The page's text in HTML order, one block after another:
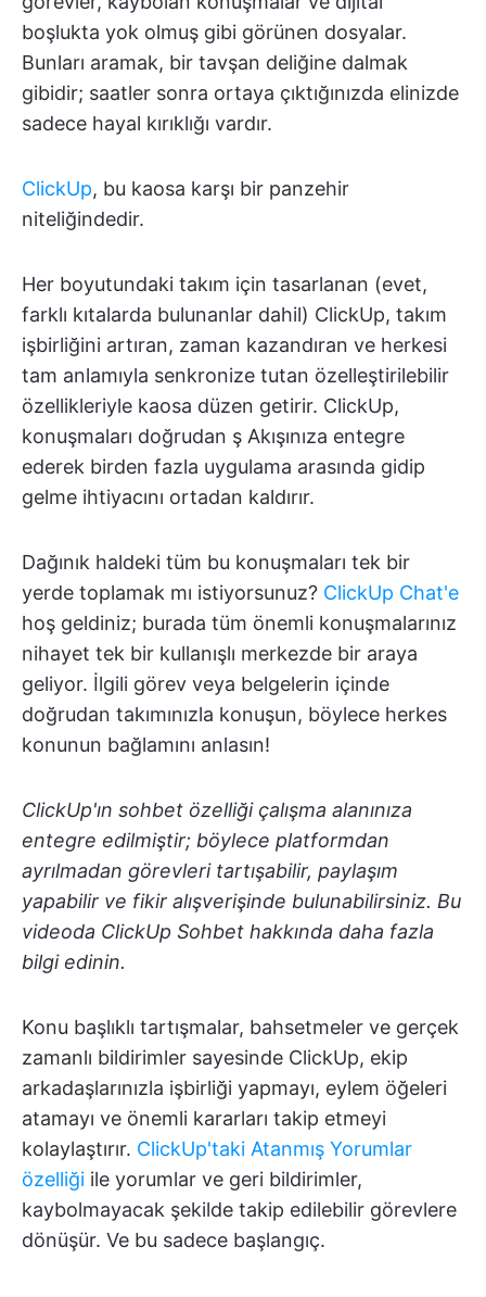
boşlukta yok olmuş gibi görünen dosyalar.
Bunları aramak, bir tavşan deliğine dalmak
gibidir; saatler sonra ortaya çıktığınızda elinizde
sadece hayal kırıklığı vardır.
ClickUp, bu kaosa karşı bir panzehir
niteliğindedir.
Her boyutundaki takım için tasarlanan (evet,
farklı kıtalarda bulunanlar dahil) ClickUp, takım
işbirliğini artıran, zaman kazandıran ve herkesi
tam anlamıyla senkronize tutan özelleştirilebilir
özellikleriyle kaosa düzen getirir. ClickUp,
konuşmaları doğrudan ş Akışınıza entegre
ederek birden fazla uygulama arasında gidip
gelme ihtiyacını ortadan kaldırır.
Dağınık haldeki tüm bu konuşmaları tek bir
yerde toplamak mı istiyorsunuz? ClickUp Chat'e
hoş geldiniz; burada tüm önemli konuşmalarınız
nihayet tek bir kullanışlı merkezde bir araya
geliyor. İlgili görev veya belgelerin içinde
doğrudan takımınızla konuşun, böylece herkes
konunun bağlamını anlasın!
ClickUp'ın sohbet özelliği çalışma alanınıza
entegre edilmiştir; böylece platformdan
ayrılmadan görevleri tartışabilir, paylaşım
yapabilir ve fikir alışverişinde bulunabilirsiniz. Bu
videoda ClickUp Sohbet hakkında daha fazla
bilgi edinin.
Konu başlıklı tartışmalar, bahsetmeler ve gerçek
zamanlı bildirimler sayesinde ClickUp, ekip
arkadaşlarınızla işbirliği yapmayı, eylem öğeleri
atamayı ve önemli kararları takip etmeyi
kolaylaştırır. ClickUp'taki Atanmış Yorumlar
özelliği ile yorumlar ve geri bildirimler,
kaybolmayacak şekilde takip edilebilir görevlere
dönüşür. Ve bu sadece başlangıç.